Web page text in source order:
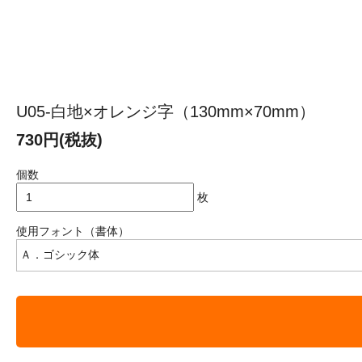
U05-白地×オレンジ字（130mm×70mm）
730円(税抜)
個数
枚
使用フォント（書体）